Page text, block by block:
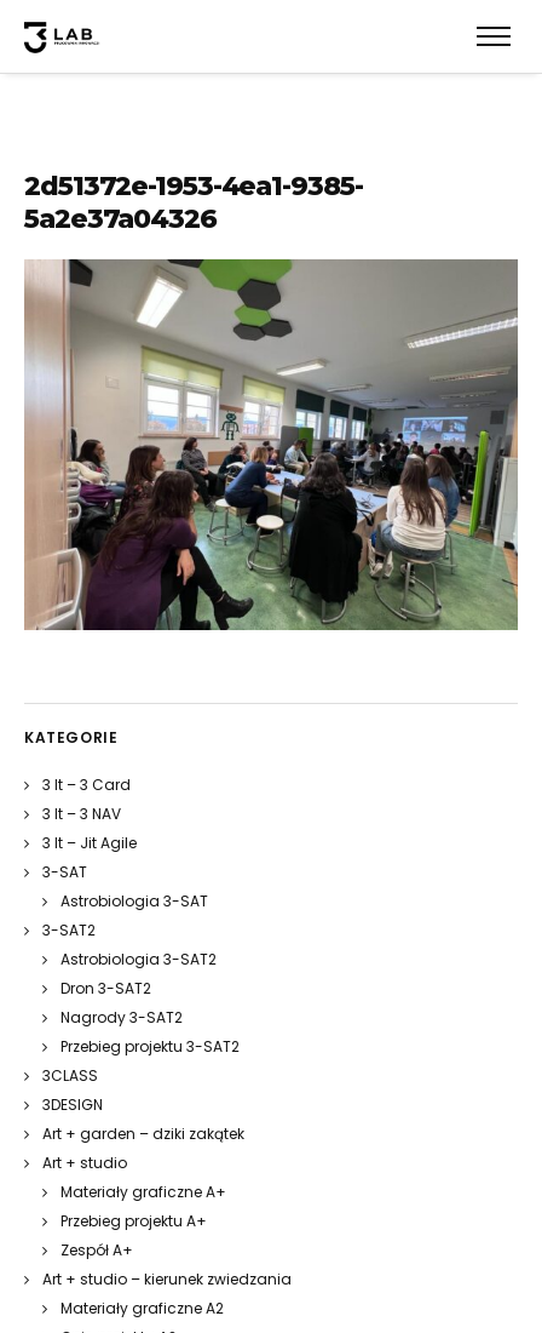
2d51372e-1953-4ea1-9385-
5a2e37a04326
KATEGORIE
3 It – 3 Card
3 It – 3 NAV
3 It – Jit Agile
3-SAT
Astrobiologia 3-SAT
3-SAT2
Astrobiologia 3-SAT2
Dron 3-SAT2
Nagrody 3-SAT2
Przebieg projektu 3-SAT2
3CLASS
3DESIGN
Art + garden – dziki zakątek
Art + studio
Materiały graficzne A+
Przebieg projektu A+
Zespół A+
Art + studio – kierunek zwiedzania
Materiały graficzne A2